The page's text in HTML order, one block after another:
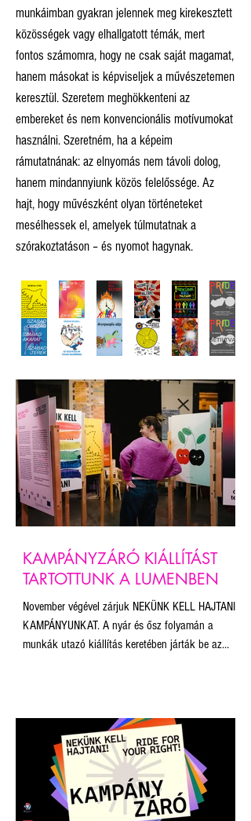
munkáimban gyakran jelennek meg kirekesztett
közösségek vagy elhallgatott témák, mert
fontos számomra, hogy ne csak saját magamat,
hanem másokat is képviseljek a művészetemen
keresztül. Szeretem meghökkenteni az
embereket és nem konvencionális motívumokat
használni. Szeretném, ha a képeim
rámutatnának: az elnyomás nem távoli dolog,
hanem mindannyiunk közös felelőssége. Az
hajt, hogy művészként olyan történeteket
mesélhessek el, amelyek túlmutatnak a
szórakoztatáson – és nyomot hagynak.
KAMPÁNYZÁRÓ KIÁLLÍTÁST
TARTOTTUNK A LUMENBEN
November végével zárjuk NEKÜNK KELL HAJTANI
KAMPÁNYUNKAT. A nyár és ősz folyamán a
munkák utazó kiállítás keretében járták be az
szabadság, egyenlőség és sokszínűség értékeit
képviselik, és erőteljes vizuális válaszokat adnak
a jogkorlátozásokra és kirekesztő politikára.